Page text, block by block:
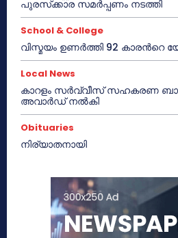
പുരസ്‌ക്കാര സമർപ്പണം നടത്തി
School & College
വിസ്മയം ഉണർത്തി 92
Local News
കാറളം സർവ്വീസ് സഹകരണ
അവാർഡ് നൽകി
Obituaries
നിര്യാതനായി